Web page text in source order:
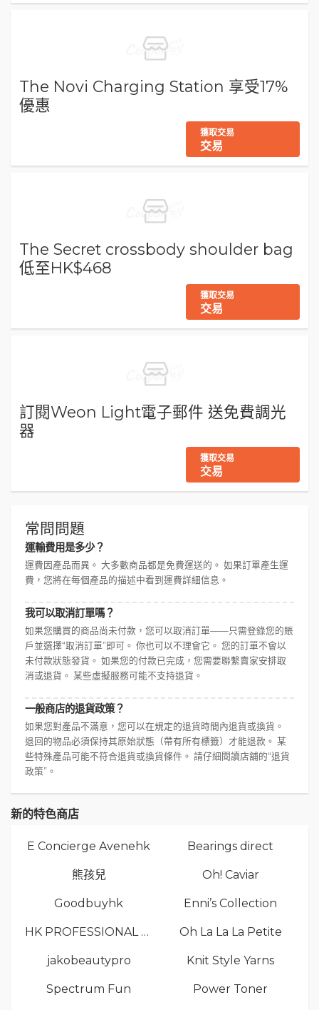
The Novi Charging Station 享受17%
優惠
獲取交易
交易
The Secret crossbody shoulder bag
低至HK$468
獲取交易
交易
訂閱Weon Light電子郵件 送免費調光
器
獲取交易
交易
常問問題
運輸費用是多少？
運費因產品而異。 大多數商品都是免費運送的。 如果訂單產生運
費，您將在每個產品的描述中看到運費詳細信息。
我可以取消訂單嗎？
如果您購買的商品尚未付款，您可以取消訂單——只需登錄您的賬
戶並選擇“取消訂單”即可。 你也可以不理會它。 您的訂單不會以
未付款狀態發貨。 如果您的付款已完成，您需要聯繫賣家安排取
消或退貨。 某些虛擬服務可能不支持退貨。
一般商店的退貨政策？
如果您對產品不滿意，您可以在規定的退貨時間內退貨或換貨。
退回的物品必須保持其原始狀態（帶有所有標籤）才能退款。 某
些特殊產品可能不符合退貨或換貨條件。 請仔細閱讀店舖的“退貨
政策”。
新的特色商店
E Concierge Avenehk Bearings direct
熊孩兒 Oh! Caviar
Goodbuyhk Enni’s Collection
HK PROFESSIONAL TV LIMITED Oh La La La Petite
jakobeautypro Knit Style Yarns
Spectrum Fun Power Toner